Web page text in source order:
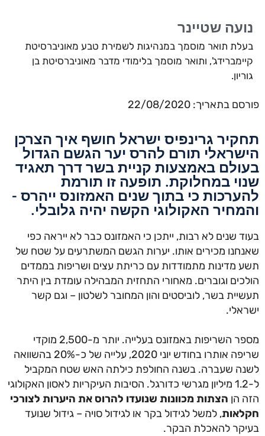
שטיינר
תואר מוסמך במנהיגות לשמירת טבע מאוניברסיטת
ותואר מוסמך בלימודי מדבר מאוניברסיטת בן
בתאריך: 22/08/2020
גרינפיס ישראל חושף איך הצרכן
תורם להרס יער הגשם הגדול
באמצעות קניית בשר דרך תאגיד
במחלוקת. תופעה זו תורמת
כי בתוך שנים האמזונס ייהרס -
האקולוגי הקשה יהיה גלובלי.
שנים לא רבות, ייתכן כי האמזונס כבר לא ייראה כפי
מכירים אותו. יערות הגשם המשתרעים על שטח של
מדינות מתמודדות עם כריתת עצים ושריפות בממדים
וגוברים. מאחורי התחזית המבהילה עומדת בין היתר
בשר, לוביסטים והון המחובר לשלטון – וגם קשר
מספר השריפות באמזונס בעלייה. יותר מ-2,500 מוקדי
שריפה אותרו בחודש יוני 2020, עלייה של כ-20% בהשוואה
שעברה. בשנה החולפת כילתה האש שטח המקביל
ל-1.2 מיליון מגרשי כדורגל. הסיבות העיקריות לאסון האקולוגי
הןהצתות מכוונות שנועדו להרוס את היערות לצורכי
, למשל לגידול בקר או לגידול סויה – גידול שנועד
להאכלת הבקר.